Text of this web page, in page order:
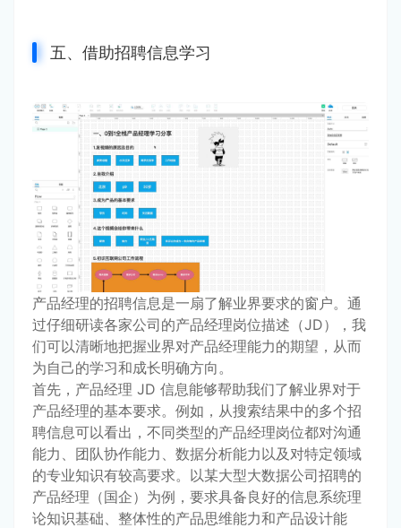
五、借助招聘信息学习
产品经理的招聘信息是一扇了解业界要求的窗户。通
过仔细研读各家公司的产品经理岗位描述（JD），我
们可以清晰地把握业界对产品经理能力的期望，从而
为自己的学习和成长明确方向。
首先，产品经理 JD 信息能够帮助我们了解业界对于
产品经理的基本要求。例如，从搜索结果中的多个招
聘信息可以看出，不同类型的产品经理岗位都对沟通
能力、团队协作能力、数据分析能力以及对特定领域
的专业知识有较高要求。以某大型大数据公司招聘的
产品经理（国企）为例，要求具备良好的信息系统理
论知识基础、整体性的产品思维能力和产品设计能